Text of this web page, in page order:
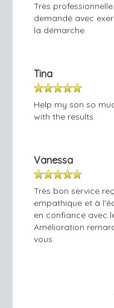
Très
demandé avec
la démarche.
Tina
Help my son so
with the results.
Vanessa
Très bon service
empathique et à
en confiance avec
Amélioration
vous.